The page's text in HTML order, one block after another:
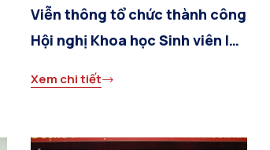
Viễn thông tổ chức thành công
Hội nghị Khoa học Sinh viên lần
Xem chi tiết